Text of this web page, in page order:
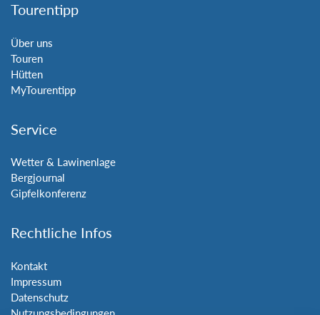
Tourentipp
Über uns
Touren
Hütten
MyTourentipp
Service
Wetter & Lawinenlage
Bergjournal
Gipfelkonferenz
Rechtliche Infos
Kontakt
Impressum
Datenschutz